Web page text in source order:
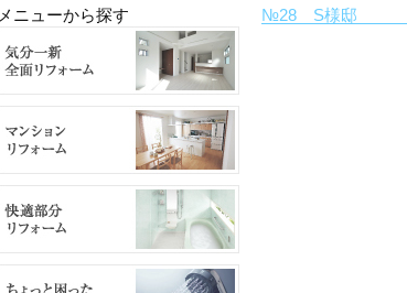
メニューから探す №28 S様邸